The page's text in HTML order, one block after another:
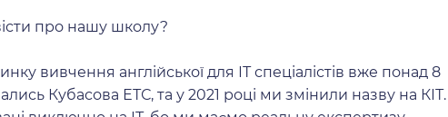
про нашу школу?
вивчення англійської для ІТ спеціалістів вже понад 8
Кубасова ЕТС, та у 2021 році ми змінили назву на КІТ.